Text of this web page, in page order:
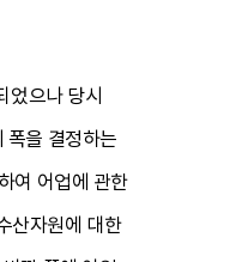
으나 당시
폭을 결정하는
여 어업에 관한
산자원에 대한